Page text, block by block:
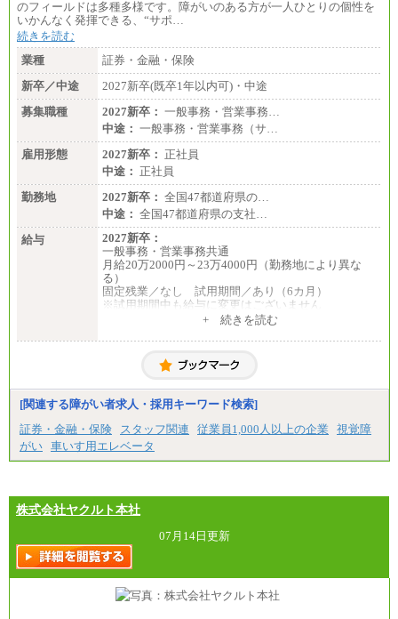
のフィールドは多種多様です。障がいのある方が一人ひとりの個性を
いかんなく発揮できる、“サポ…
続きを読む
業種
証券・金融・保険
新卒／中途
2027新卒(既卒1年以内可)・中途
募集職種
2027新卒： 一般事務・営業事務…
中途： 一般事務・営業事務（サ…
雇用形態
2027新卒： 正社員
中途： 正社員
勤務地
2027新卒： 全国47都道府県の…
中途： 全国47都道府県の支社…
給与
2027新卒：
一般事務・営業事務共通
月給20万2000円～23万4000円（勤務地により異な
る）
固定残業／なし 試用期間／あり（6カ月）
※試用期間中も給与に変更はございません
月給20万2000円～23万4000円（勤務地により異な
固定残業／なし 試用期間／あり（6か月）
+ 続きを読む
[関連する障がい者求人・採用キーワード検索]
証券・金融・保険
スタッフ関連 従業員1,000人以上の企業
視覚障
がい 車いす用エレベータ
株式会社ヤクルト本社
07月14日更新